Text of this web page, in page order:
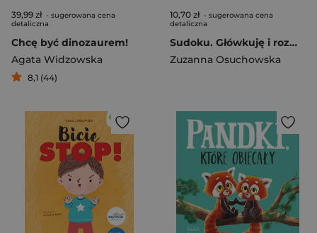
39,99 zł - sugerowana cena
detaliczna
Chcę być dinozaurem!
Agata Widzowska
8,1 (44)
10,70 zł - sugerowana cena
detaliczna
Sudoku. Główkuję i rozwiązuję
Zuzanna Osuchowska